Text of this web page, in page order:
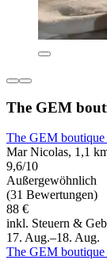
The GEM
The GEM boutique
Mar Nicolas, 1,1
9,6/10
Außergewöhnlich
(31 Bewertungen)
88 €
inkl. Steuern &
17. Aug.–18. Aug.
The GEM boutique